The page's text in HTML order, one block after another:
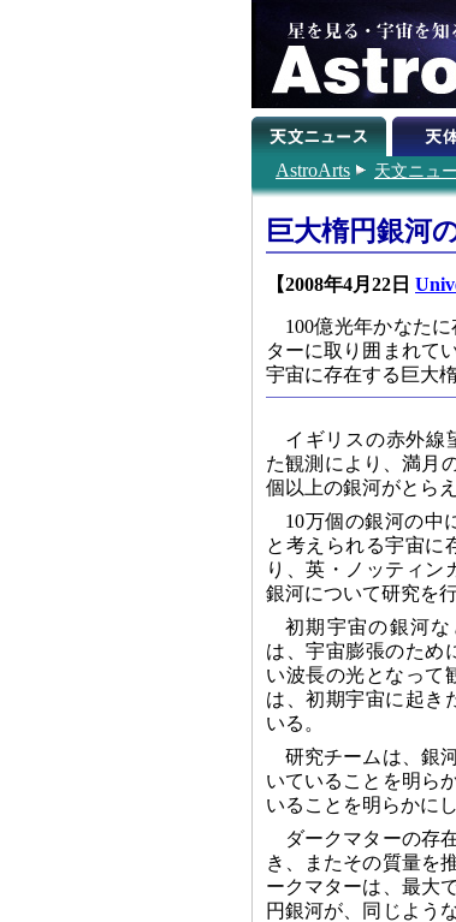
AstroArts 天文ニュ
巨大楕円銀河
【2008年4月22日
100億光年かなた
ターに取り囲まれて
宇宙に存在する巨大
イギリスの赤外線
た観測により、満月
個以上の銀河がとら
10万個の銀河の中
と考えられる宇宙に
り、英・ノッティン
銀河について研究を行
初期宇宙の銀河
は、宇宙膨張のため
い波長の光となって
は、初期宇宙に起き
いる。
研究チームは、銀
いていることを明ら
いることを明らかにし
ダークマターの存
き、またその質量を
ークマターは、最大
円銀河が、同じよう